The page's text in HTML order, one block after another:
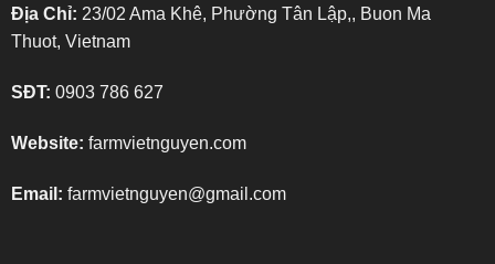
Địa Chỉ: 23/02 Ama Khê, Phường Tân Lập,, Buon Ma
Thuot, Vietnam
SĐT: 0903 786 627
Website: farmvietnguyen.com
Email: farmvietnguyen@gmail.com